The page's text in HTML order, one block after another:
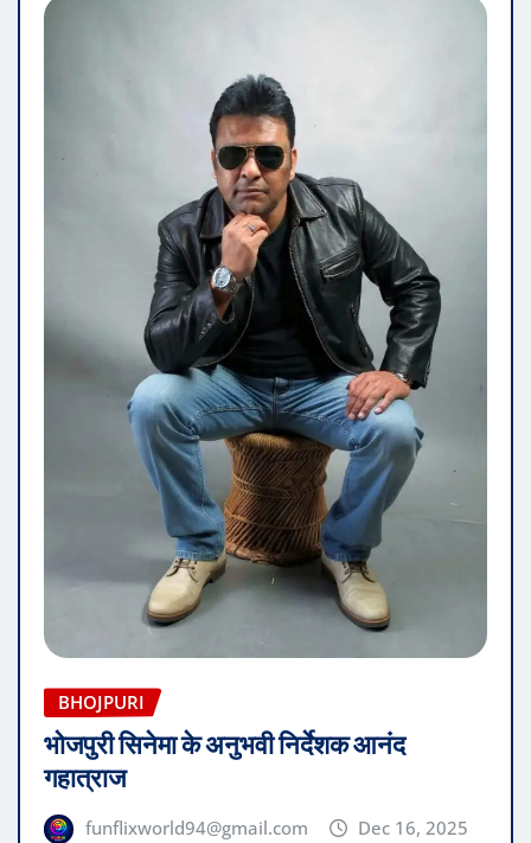
BHOJPURI
भोजपुरी सिनेमा के अनुभवी निर्देशक आनंद
गहात्राज
funflixworld94@gmail.com Dec 16, 2025